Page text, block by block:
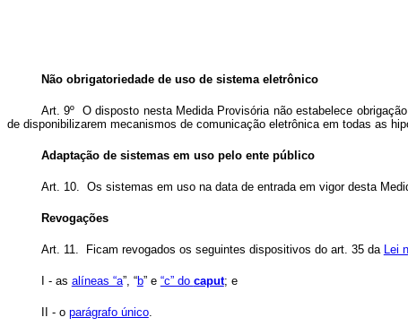
Não obrigatoriedade de uso de sistema eletrônico
Art. 9º O disposto nesta Medida Provisória não estabelece
de disponibilizarem mecanismos de comunicação eletrônica em todas as
Adaptação de sistemas em uso pelo ente público
Art. 10. Os sistemas em uso na data de entrada em vigor desta
Revogações
Art. 11. Ficam revogados os seguintes dispositivos do art. 35 da Lei
I - as alíneas “a”, “b” e “c” do caput; e
II - o parágrafo único.